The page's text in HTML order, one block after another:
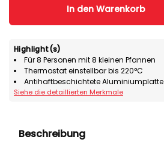
In den Warenkorb
Highlight(s)
Für 8 Personen mit 8 kleinen Pfannen
Thermostat einstellbar bis 220°C
Antihaftbeschichtete Aluminiumplatte
Siehe die detaillierten Merkmale
Beschreibung